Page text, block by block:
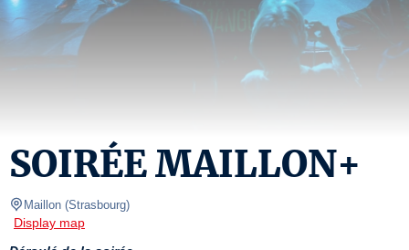
SOIRÉE MAILLON+
Maillon (Strasbourg)
Display map